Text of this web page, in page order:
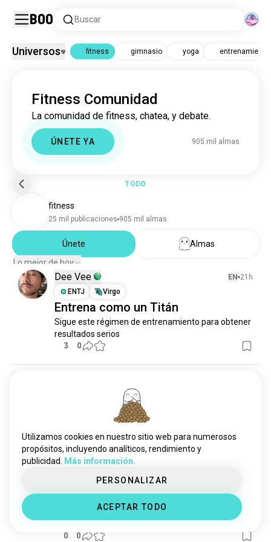
Boo Buscar
fitness
gimnasio 2,2 M almas
yoga
Universos fitness gimnasio yoga entrenamiento
Fitness Comunidad
La comunidad de fitness, chatea, y debate.
ÚNETE YA 905 mil almas
TODO
fitness
25 mil publicaciones 905 mil almas
Únete
Almas
Lo mejor de hoy
Dee Vee EN 21h
ENTJ
Virgo
Entrena como un Titán
Sigue este régimen de entrenamiento para obtener
resultados serios
3 0
Acuario
Circuitos circuitos y circuitos
podrás soportarlo. Simple.
1 0
1
🖤 ......
0 0
Utilizamos cookies en nuestro sitio web para numerosos
propósitos, incluyendo analíticos, rendimiento y
publicidad.
Más información.
PERSONALIZAR
ACEPTAR TODO